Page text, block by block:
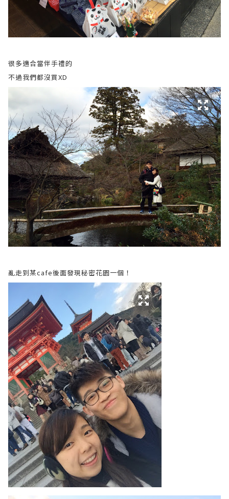
很多適合當伴手禮的
不過我們都沒買XD
亂走到某cafe後面發現秘密花園一個！